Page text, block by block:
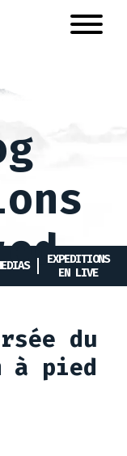
EXPEDITIONS
EN LIVE
du
à pied